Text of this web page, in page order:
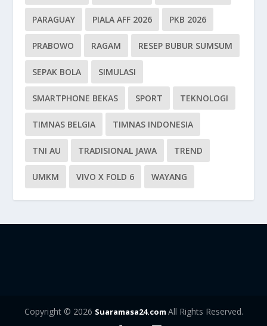
PARAGUAY PIALA AFF 2026 PKB 2026
PRABOWO RAGAM RESEP BUBUR SUMSUM
SEPAK BOLA SIMULASI
SMARTPHONE BEKAS SPORT TEKNOLOGI
TIMNAS BELGIA TIMNAS INDONESIA
TNI AU TRADISIONAL JAWA TREND
UMKM VIVO X FOLD 6 WAYANG
Copyright © 2026 Suaramasa24.com All Rights Reserved.